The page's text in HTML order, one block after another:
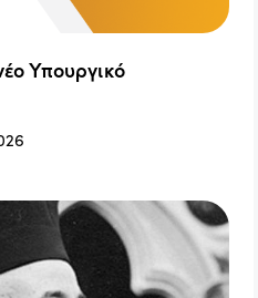
Υπουργικό